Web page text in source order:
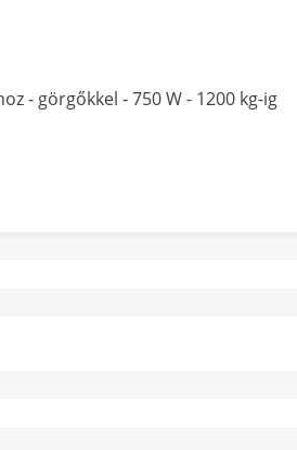
- görgőkkel - 750 W - 1200 kg-ig